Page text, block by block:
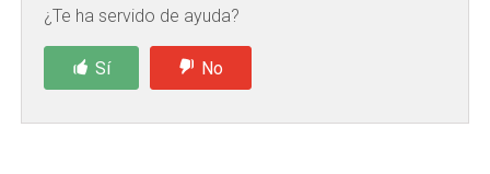
¿Te ha servido de ayuda?
Sí No